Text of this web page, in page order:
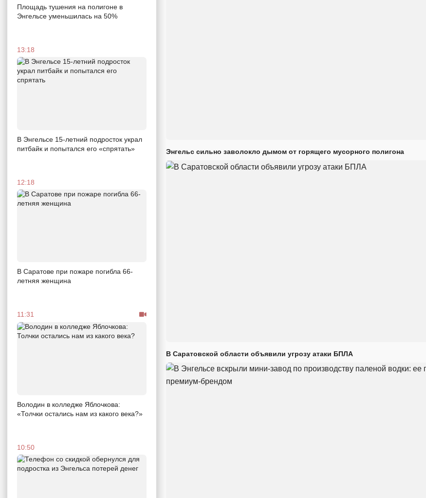
Площадь тушения на полигоне в
Энгельсе уменьшилась на 50%
13:18
В Энгельсе 15-летний подросток украл
питбайк и попытался его «спрятать»
12:18
В Саратове при пожаре погибла 66-
летняя женщина
11:31
Володин в колледже Яблочкова:
«Толчки остались нам из какого века?»
10:50
Энгельс сильно заволокло дымом от горящего мусорного полигона
В Саратовской области объявили угрозу атаки БПЛА